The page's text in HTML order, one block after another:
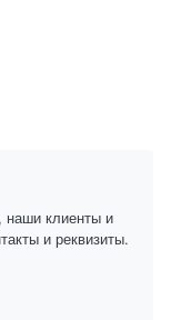
наши клиенты и
и реквизиты.